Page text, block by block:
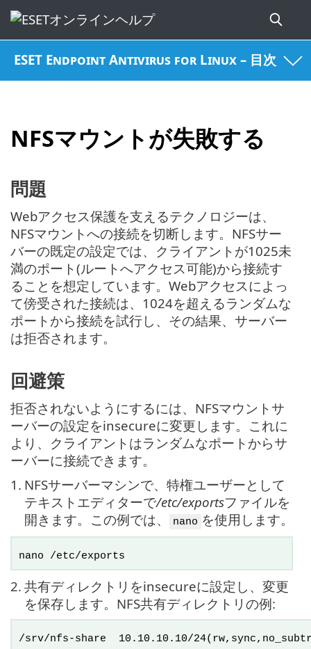
ESET Endpoint Antivirus for Linux – 目次
NFSマウントが失敗する
問題
Webアクセス保護を支えるテクノロジーは、
NFSマウントへの接続を切断します。NFSサー
バーの既定の設定では、クライアントが1025未
満のポート(ルートへアクセス可能)から接続す
ることを想定しています。Webアクセスによっ
て傍受された接続は、1024を超えるランダムな
ポートから接続を試行し、その結果、サーバー
は拒否されます。
回避策
拒否されないようにするには、NFSマウントサ
ーバーの設定をinsecureに変更します。これに
より、クライアントはランダムなポートからサ
ーバーに接続できます。
1. NFSサーバーマシンで、特権ユーザーとして
テキストエディターで/etc/exportsファイルを
開きます。この例では、
nano を使用します。
nano /etc/exports
2. 共有ディレクトリをinsecureに設定し、変更
を保存します。NFS共有ディレクトリの例:
/srv/nfs-share 10.10.10.10/